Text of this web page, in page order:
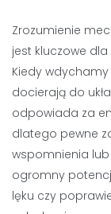
Zrozumienie
jest kluczowe
Kiedy
docierają do
odpowiada za
dlatego pewne
wspomnienia
ogromny
lęku czy